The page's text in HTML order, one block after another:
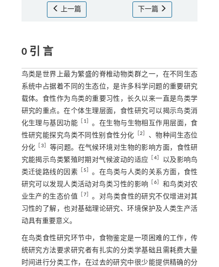
上一篇 下一篇
0 引 言
鸟类是世界上最为繁盛的脊椎动物类群之一，在不同生态
系统中占据着不同的生态位，是许多科学问题的重要研究
载体。食性作为鸟类的重要习性，长久以来一直是鸟类学
研究的重点。在个体生理层面，食性研究可以揭示鸟类消
化生理与基因功能
1
。在生物与生物相互作用层面，食
性研究能探究鸟类不同性别食性分化
2
、物种间生态位
分化
3
等问题。在气候环境对生物的影响方面，食性研
究能揭示鸟类繁殖时期对气候波动的适应
4］
以及影响鸟
类迁徙路线的因素
5
。在鸟类与人类的关系方面，食性
研究可以发现人类活动对鸟类习性的影响
6］ 和鸟类对农
业生产的生态价值
7］ 。对鸟类食性的研究不仅增进对其
习性的了解，也对基础理论研究、环境保护及人类生产活
动具有重要意义。
在鸟类食性研究环节中，食物鉴定是一项困难的工作，传
统研究方法要求研究者有扎实的分类学基础且需耗费大量
时间进行分类工作，在过去的研究中很少能提供精确的分